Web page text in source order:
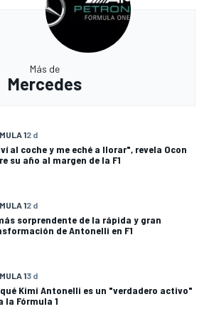
Más de
Mercedes
12 d
al coche y me eché a llorar", revela Ocon
su año al margen de la F1
12 d
sorprendente de la rápida y gran
de Antonelli en F1
13 d
Kimi Antonelli es un "verdadero activo"
la Fórmula 1